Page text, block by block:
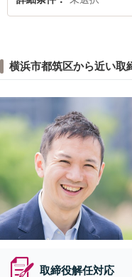
横浜市都筑区から近い取
取締役解任対応